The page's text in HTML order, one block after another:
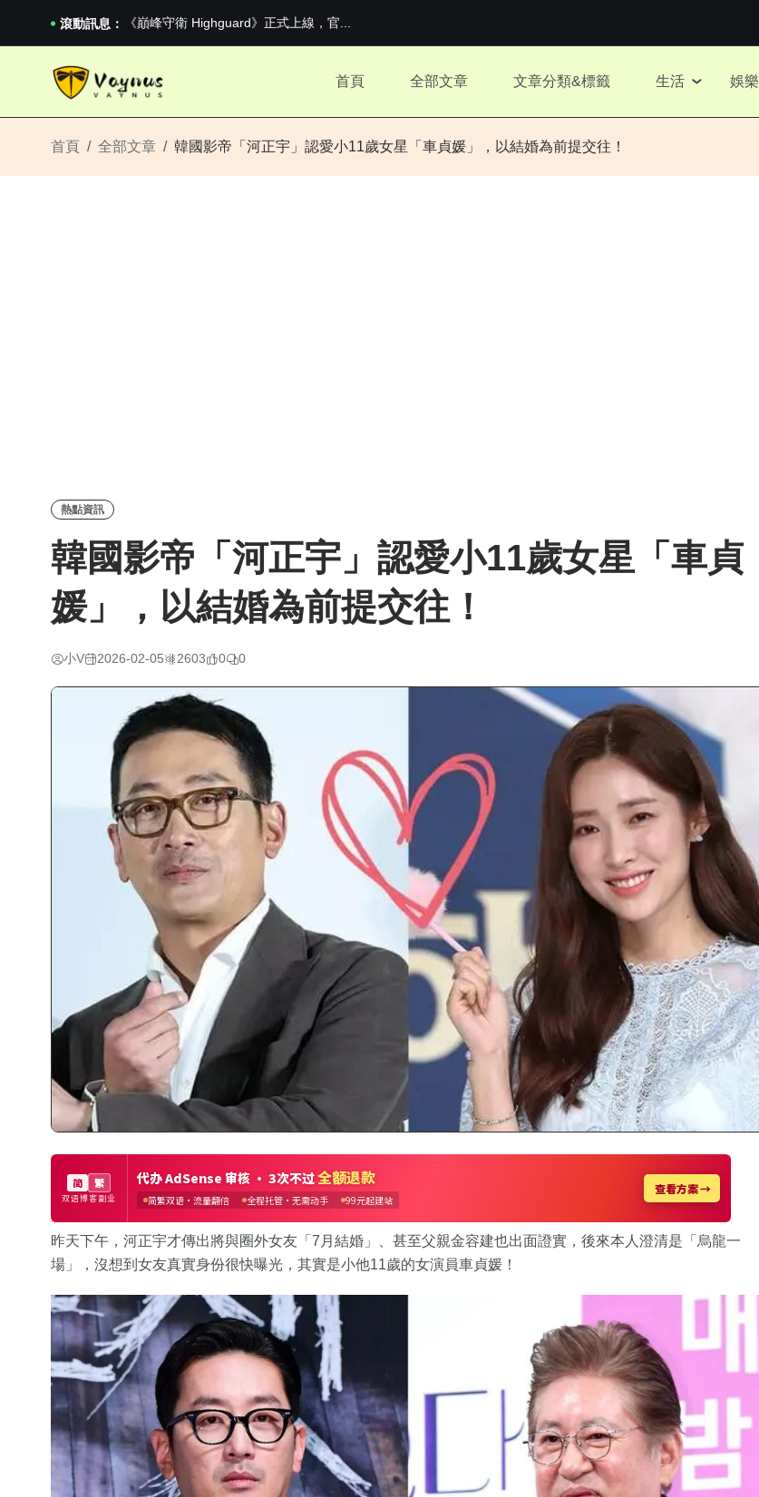
滾動訊息：
《巔峰守衛 Highguard》正式上線，官...
男生找物件最重要的是什麼？太真實了
《巔峰守衛 Highguard》正式上線，官...首頁 全部文章 文章分類&標籤 生活 娛樂
首頁 全部文章 韓國影帝「河正宇」認愛小11歲女星「車貞媛」，以結婚為前提交往！
熱點資訊
韓國影帝「河正宇」認愛小11歲女星「車貞
媛」，以結婚為前提交往！
小V 2026-02-05 2603 0 0
昨天下午，河正宇才傳出將與圈外女友「7月結婚」、甚至父親金容建也出面證實，後來本人澄清是「烏龍一
場」，沒想到女友真實身份很快曝光，其實是小他11歲的女演員車貞媛！